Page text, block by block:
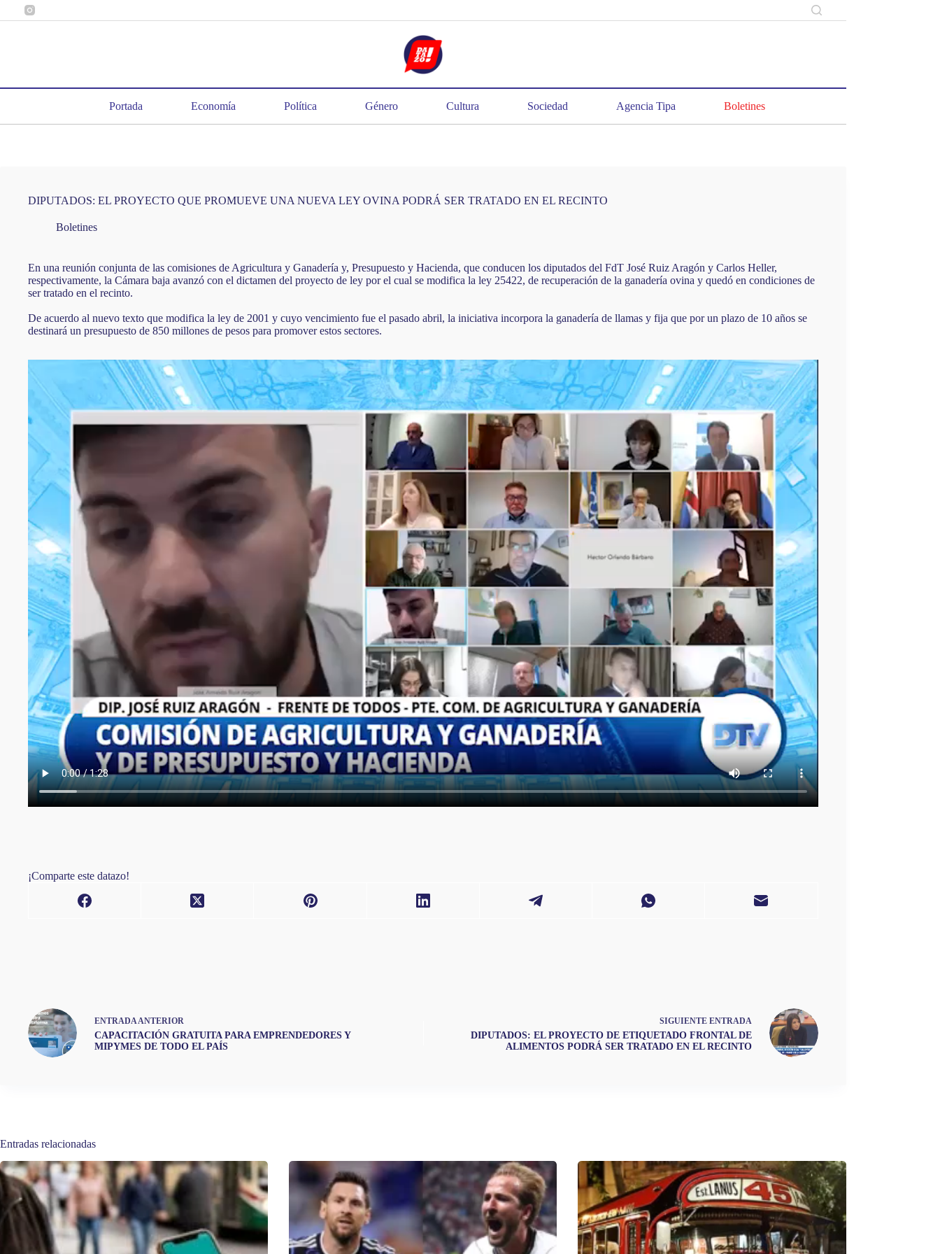
al
Portada Economía Política Género Cultura Sociedad Agencia Tipa Boletines
DIPUTADOS: EL PROYECTO QUE PROMUEVE UNA NUEVA LEY OVINA PODRÁ SER TRATADO EN EL RECINTO
Boletines
En una reunión conjunta de las comisiones de Agricultura y Ganadería y, Presupuesto y Hacienda, que conducen los diputados del FdT José Ruiz Aragón y Carlos Heller,
respectivamente, la Cámara baja avanzó con el dictamen del proyecto de ley por el cual se modifica la ley 25422, de recuperación de la ganadería ovina y quedó en condiciones de
ser tratado en el recinto.
De acuerdo al nuevo texto que modifica la ley de 2001 y cuyo vencimiento fue el pasado abril, la iniciativa incorpora la ganadería de llamas y fija que por un plazo de 10 años se
destinará un presupuesto de 850 millones de pesos para promover estos sectores.
¡Comparte este datazo!
ENTRADAANTERIOR
CAPACITACIÓN GRATUITA PARA EMPRENDEDORES Y
MIPYMES DE TODO EL PAÍS
SIGUIENTE ENTRADA
DIPUTADOS: EL PROYECTO DE ETIQUETADO FRONTAL DE
ALIMENTOS PODRÁ SER TRATADO EN EL RECINTO
Entradas relacionadas